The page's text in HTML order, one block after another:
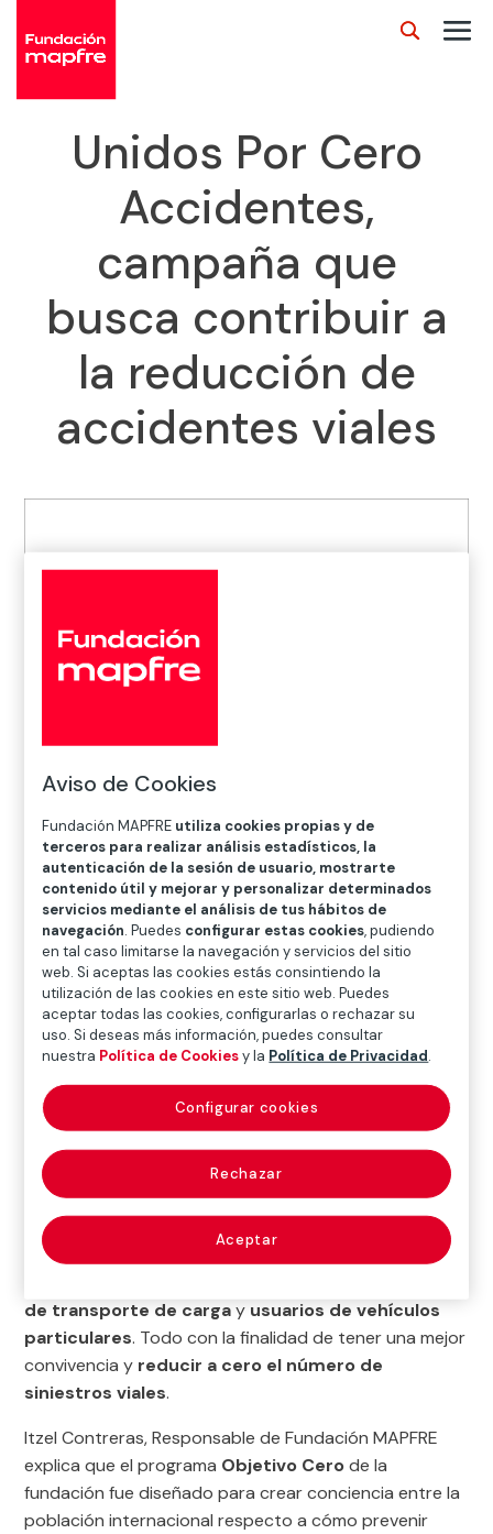
Unidos Por Cero
Accidentes,
campaña que
busca contribuir a
la reducción de
accidentes viales
Inicio>Noticias>Seguridad Vial
reducción de accidentes viales
 Seguridad Vial
En México, se identifican 1091 muertes al año por
accidentes viales en la ciudad, más de 4 mil millones de
pesos en reparación de daños materiales y gastos
médicos, al tomar como referencia esta información,
surgió la política
Visión Cero Accidentes
involucró cambios normativos en el reglamento de
tránsito y estableció estrategias de educación vial,
campañas de comunicación y la adopción de
tecnología, tomando como base a los cinco
principales actores:
peatones, ciclistas, usuarios
de transporte de cargay usuarios de vehículos
particulares. Todo con la finalidad de tener una mejor
convivencia y reducir a cero el número de
siniestros viales.
Itzel Contreras, Responsable de Fundación MAPFRE
explica que el programa Objetivo Cerode la
fundación fue diseñado para crear conciencia entre la
población internacional respecto a cómo prevenir
Aviso de Cookies
Fundación MAPFRE utiliza cookies propias y de
terceros para realizar análisis estadísticos, la
autenticación de la sesión de usuario, mostrarte
contenido útil y mejorar y personalizar determinados
servicios mediante el análisis de tus hábitos de
navegación. Puedes configurar estas cookies, pudiendo
en tal caso limitarse la navegación y servicios del sitio
web. Si aceptas las cookies estás consintiendo la
utilización de las cookies en este sitio web. Puedes
aceptar todas las cookies, configurarlas o rechazar su
uso. Si deseas más información, puedes consultar
nuestra Política de Cookiesy la Política de Privacidad.
Rechazar
Aceptar
Configurar cookies